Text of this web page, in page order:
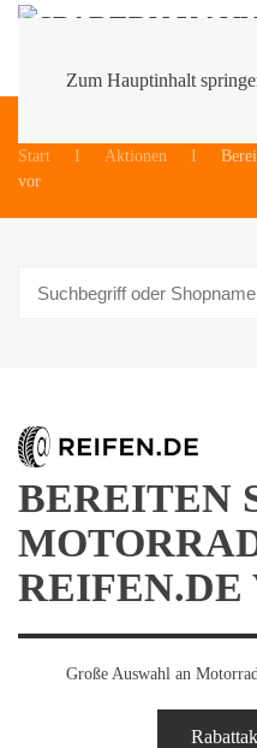
Zum Hauptinhalt
Start
Aktionen
vor
BEREITEN
REIFEN.DE
Große Auswahl an